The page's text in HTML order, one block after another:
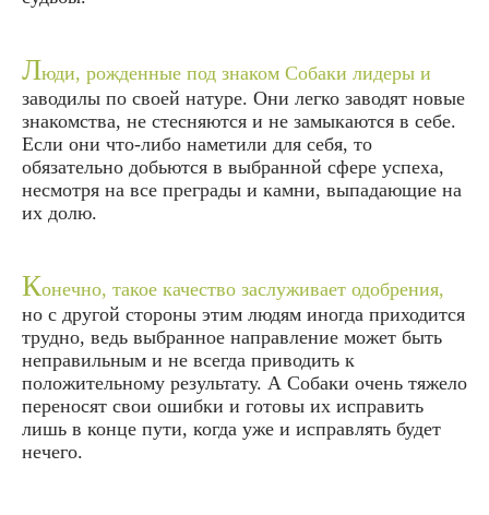
Люди, рожденные под знаком Собаки лидеры и
заводилы по своей натуре. Они легко заводят новые
знакомства, не стесняются и не замыкаются в себе.
Если они что-либо наметили для себя, то
обязательно добьются в выбранной сфере успеха,
несмотря на все преграды и камни, выпадающие на
их долю.
Конечно, такое качество заслуживает одобрения,
но с другой стороны этим людям иногда приходится
трудно, ведь выбранное направление может быть
неправильным и не всегда приводить к
положительному результату. А Собаки очень тяжело
переносят свои ошибки и готовы их исправить
лишь в конце пути, когда уже и исправлять будет
нечего.